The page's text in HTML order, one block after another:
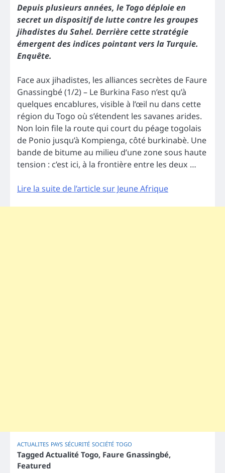
Depuis plusieurs années, le Togo déploie en
secret un dispositif de lutte contre les groupes
jihadistes du Sahel. Derrière cette stratégie
émergent des indices pointant vers la Turquie.
Enquête.
Face aux jihadistes, les alliances secrètes de Faure
Gnassingbé (1/2) – Le Burkina Faso n’est qu’à
quelques encablures, visible à l’œil nu dans cette
région du Togo où s’étendent les savanes arides.
Non loin file la route qui court du péage togolais
de Ponio jusqu’à Kompienga, côté burkinabè. Une
bande de bitume au milieu d’une zone sous haute
tension : c’est ici, à la frontière entre les deux …
Lire la suite de l’article sur Jeune Afrique
ACTUALITES PAYS SÉCURITÉ SOCIÉTÉ TOGO
Tagged Actualité Togo, Faure Gnassingbé,
Featured